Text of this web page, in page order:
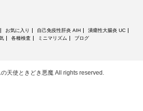
お気に入り 自己免疫性肝炎 AIH
潰瘍性大腸炎 UC
各種検査 ミニマリズム ブログ
天使ときどき悪魔 All rights reserved.